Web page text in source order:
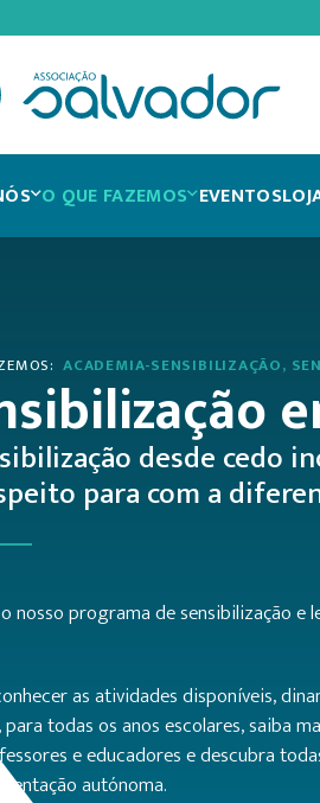
O QUE FAZEMOS EVENTOS
ACADEMIA-SENSIBILIZAÇÃO,
desde cedo
para com a
nosso programa de sensibilização e
as atividades disponíveis,
para todas os anos escolares, saiba
e educadores e descubra
autónoma.